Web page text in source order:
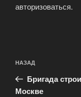
авторизоваться.
по
записям
Предыдущая
запись:
НАЗАД
Бригада
Москве